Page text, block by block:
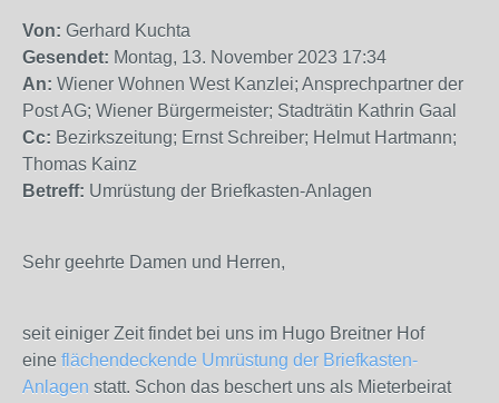
Von: Gerhard Kuchta
Gesendet: Montag, 13. November 2023 17:34
An: Wiener Wohnen West Kanzlei; Ansprechpartner der
Post AG; Wiener Bürgermeister; Stadträtin Kathrin Gaal
Cc: Bezirkszeitung; Ernst Schreiber; Helmut Hartmann;
Thomas Kainz
Betreff: Umrüstung der Briefkasten-Anlagen
Sehr geehrte Damen und Herren,
seit einiger Zeit findet bei uns im Hugo Breitner Hof
eine flächendeckende Umrüstung der Briefkasten-
Anlagen statt. Schon das beschert uns als Mieterbeirat